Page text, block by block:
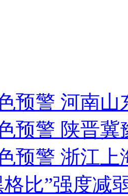
预警 河南
预警 陕晋
预警 浙江
格比”强度减